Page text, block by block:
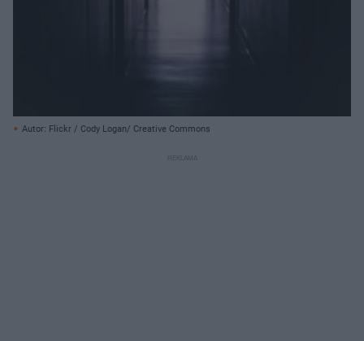
Autor: Flickr / Cody Logan/ Creative Commons